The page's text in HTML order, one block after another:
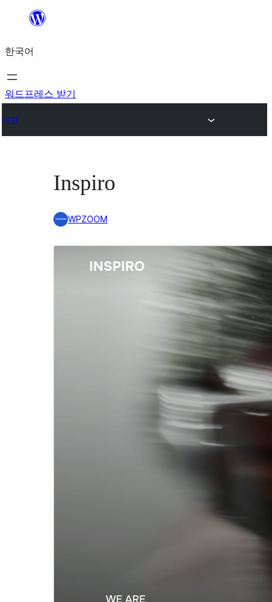
츠
로
바
가
한국어
워드프레스 받기
테마
Inspiro
WPZOOM